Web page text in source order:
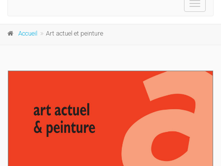
Toggle
Accueil Art actuel et peinture